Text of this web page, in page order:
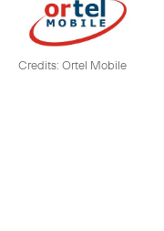
Credits: Ortel Mobile